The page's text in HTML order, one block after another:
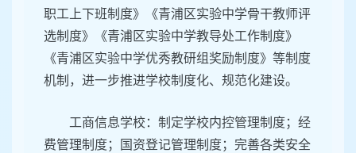
职工上下班制度》《青浦区实验中学骨干教师评
选制度》《青浦区实验中学教导处工作制度》
《青浦区实验中学优秀教研组奖励制度》等制度
机制，进一步推进学校制度化、规范化建设。
工商信息学校：制定学校内控管理制度；经
费管理制度；国资登记管理制度；完善各类安全